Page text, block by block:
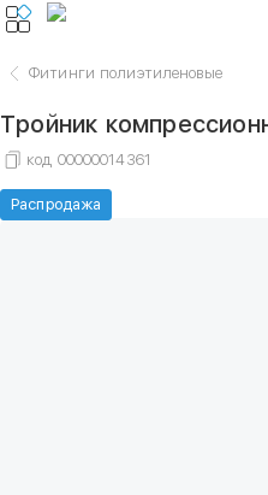
Фитинги полиэтиленовые
Тройник
код 00000014361
Распродажа